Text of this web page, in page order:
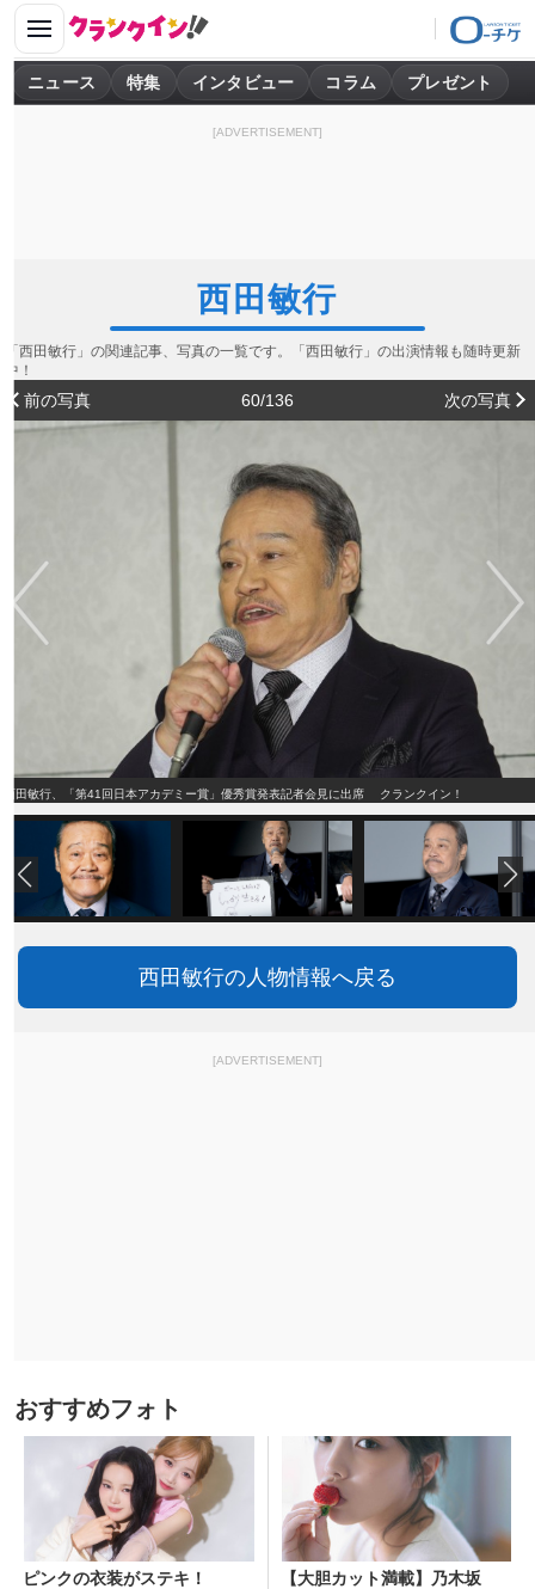
ニュース 特集 インタビュー コラム プレゼント
[ADVERTISEMENT]
西田敏行
「西田敏行」の関連記事、写真の一覧です。「西田敏行」の出演情報も随時更新
中！
前の写真 60/136 次の写真
西田敏行、「第41回日本アカデミー賞」優秀賞発表記者会見に出席 クランクイン！
西田敏行の人物情報へ戻る
[ADVERTISEMENT]
おすすめフォト
ピンクの衣装がステキ！
【大胆カット満載】乃木坂